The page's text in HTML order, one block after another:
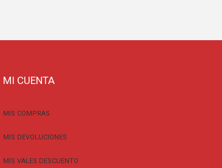
MI CUENTA
MIS COMPRAS
MIS DEVOLUCIONES
MIS VALES DESCUENTO